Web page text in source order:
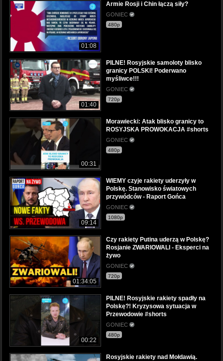
01:08
Armie Rosji i Chin łączą siły?
GONIEC
480p
01:40
PILNE! Rosyjskie samoloty blisko
granicy POLSKI! Poderwano
myśliwce!!!
GONIEC
720p
00:31
Morawiecki: Atak blisko granicy to
ROSYJSKA PROWOKACJA #shorts
GONIEC
480p
09:14
WIEMY czyje rakiety uderzyły w
Polskę. Stanowisko światowych
przywódców - Raport Gońca
GONIEC
1080p
01:34:05
Czy rakiety Putina uderzą w Polskę?
Rosjanie ZWARIOWALI - Eksperci na
żywo
GONIEC
720p
00:22
PILNE! Rosyjskie rakiety spadły na
Polskę?! Kryzysowa sytuacja w
Przewodowie #shorts
GONIEC
480p
Rosyjskie rakiety nad Mołdawią.